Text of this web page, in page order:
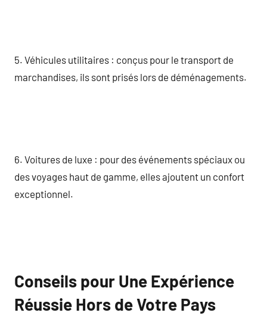
5. Véhicules utilitaires : conçus pour le transport de
marchandises, ils sont prisés lors de déménagements.
6. Voitures de luxe : pour des événements spéciaux ou
des voyages haut de gamme, elles ajoutent un confort
exceptionnel.
Conseils pour Une Expérience
Réussie Hors de Votre Pays